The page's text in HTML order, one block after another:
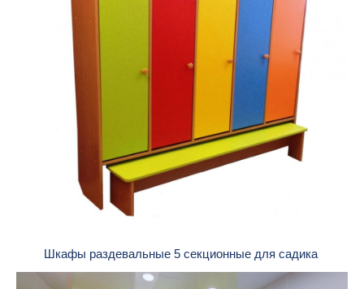
Шкафы раздевальные 5 секционные для садика